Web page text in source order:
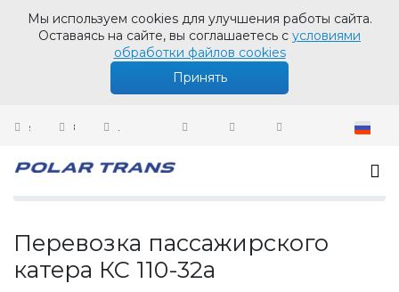
Мы используем cookies для улучшения работы сайта.
Оставаясь на сайте, вы соглашаетесь с условиями
обработки файлов cookies
Принять
sales@polartrans.ru
8 800 100 87 64
Личный кабинет
Новости
Перевозка пассажирского
катера КС 110-32а